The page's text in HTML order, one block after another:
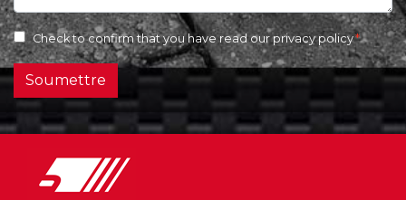
Check to confirm that you have read ourprivacy policy
Soumettre